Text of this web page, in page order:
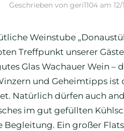
Geschrieben von geri1104am
Weinstube
Treffpunkt unserer
Glas Wachauer Wein –
und Geheimtipps ist
Natürlich dürfen auch
im gut gefüllten
Begleitung. Ein großer